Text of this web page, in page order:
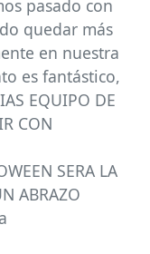
pasado con
quedar más
en nuestra
es fantástico,
EQUIPO DE
CON
SERA LA
ABRAZO